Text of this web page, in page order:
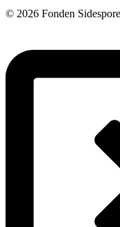
© 2026 Fonden